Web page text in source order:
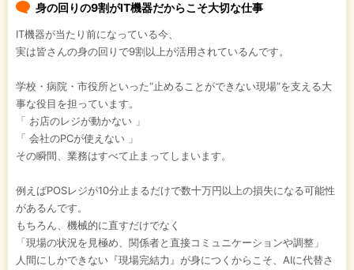
身の回りの9割がIT機器だからこそ大切な仕事
IT機器が当たり前になっている今、
実は皆さんの身の回りで9割以上が活用されているんです。
学校・病院・市役所といった“止めることができない現場”を支える大
事な役目を担っています。
「 お店のレジが動かない 」
「 会社のPCが使えない 」
その瞬間、業務はすべて止まってしまいます。
例えばPOSレジが10分止まるだけで数十万円以上の損失になる可能性
があるんです。
もちろん、機械的に直すだけでなく
「現場の状況を見極め、関係者と直接コミュニケーションや調整」
人間にしかできない『現場完結力』が身につくからこそ、AIに代替さ